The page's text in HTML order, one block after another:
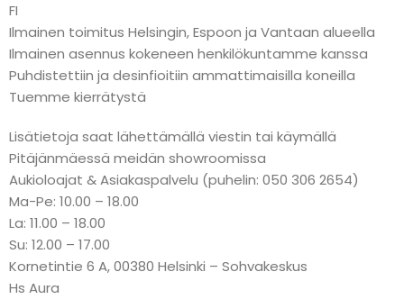
FI
Ilmainen toimitus Helsingin, Espoon ja Vantaan alueella
Ilmainen asennus kokeneen henkilökuntamme kanssa
Puhdistettiin ja desinfioitiin ammattimaisilla koneilla
Tuemme kierrätystä
Lisätietoja saat lähettämällä viestin tai käymällä
Pitäjänmäessä meidän showroomissa
Aukioloajat & Asiakaspalvelu (puhelin: 050 306 2654)
Ma-Pe: 10.00 – 18.00
La: 11.00 – 18.00
Su: 12.00 – 17.00
Kornetintie 6 A, 00380 Helsinki – Sohvakeskus
Hs Aura